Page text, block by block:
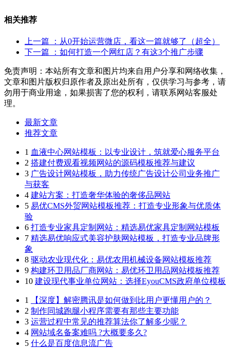
相关推荐
上一篇
：从0开始运营微店，看这一篇就够了（超全）
下一篇
：如何打造一个网红店？有这3个推广步骤
免责声明：本站所有文章和图片均来自用户分享和网络收集，
文章和图片版权归原作者及原出处所有，仅供学习与参考，请
勿用于商业用途，如果损害了您的权利，请联系网站客服处
理。
最新文章
推荐文章
1 血液中心网站模板：以专业设计，筑就爱心服务平台
2 搭建付费观看视频网站的源码模板推荐与建议
3 广告设计网站模板，助力传统广告设计公司业务推广
与获客
4 建站方案：打造奢华体验的奢侈品网站
5 易优CMS外贸网站模板推荐：打造专业形象与优质体
验
6 打造专业家具定制网站：精选易优家具定制网站模板
7 精选易优响应式美容护肤网站模板，打造专业品牌形
象
8 驱动农业现代化：易优农用机械设备网站模板推荐
9 构建环卫用品厂商网站：易优环卫用品网站模板推荐
10 建设现代事业单位网站：选择EyouCMS政府单位模板
1
【深度】解密腾讯是如何做到比用户更懂用户的？
2 制作同城跑腿小程序需要有那些主要功能
3 运营过程中常见的推荐算法你了解多少呢？
4 网站域名备案难吗 ?大概要多久?
5 什么是百度信息流广告